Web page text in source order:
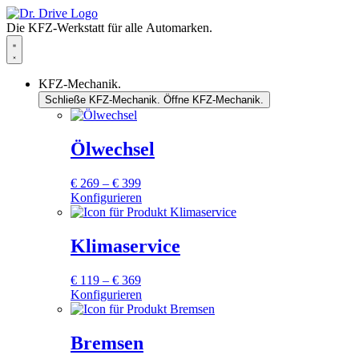
Zum
Inhalt
springen
Die KFZ-Werkstatt für alle Automarken.
KFZ-Mechanik.
Schließe KFZ-Mechanik. Öffne KFZ-Mechanik.
Ölwechsel
€ 269 – € 399Preisspanne:
€ 269
bis
Konfigurieren
Dieses
weist
mehrere
auf.
Die
Optionen
auf
der
Klimaservice
€ 119 – € 369Preisspanne:
€ 119
bis
Konfigurieren
Dieses
weist
mehrere
Bremsen